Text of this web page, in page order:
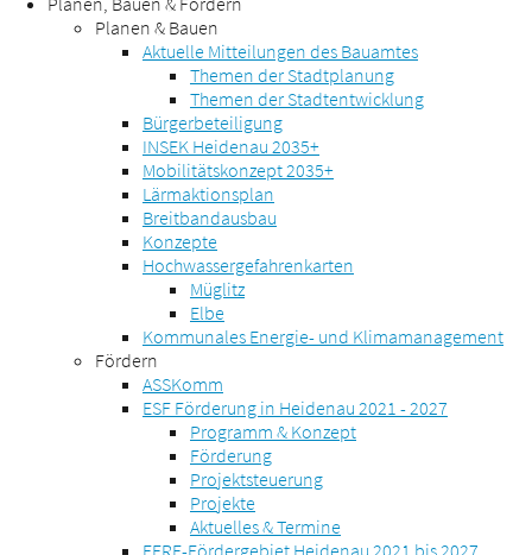
Planen & Bauen
Aktuelle Mitteilungen des Bauamtes
Themen der Stadtplanung
Themen der Stadtentwicklung
Bürgerbeteiligung
INSEK Heidenau 2035+
Mobilitätskonzept 2035+
Lärmaktionsplan
Breitbandausbau
Konzepte
Hochwassergefahrenkarten
Müglitz
Elbe
Kommunales Energie- und Klimamanagement
Fördern
ASSKomm
ESF Förderung in Heidenau 2021 - 2027
Programm & Konzept
Förderung
Projektsteuerung
Projekte
Aktuelles & Termine